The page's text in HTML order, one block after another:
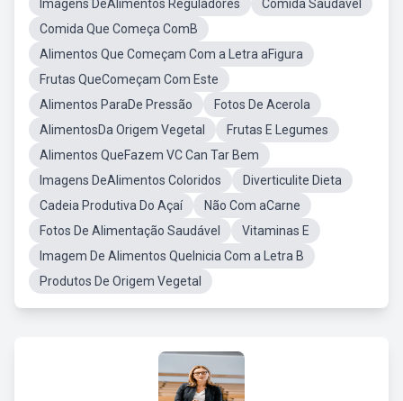
Imagens DeAlimentos Reguladores
Comida Saudavel
Comida Que Começa ComB
Alimentos Que Começam Com a Letra aFigura
Frutas QueComeçam Com Este
Alimentos ParaDe Pressão
Fotos De Acerola
AlimentosDa Origem Vegetal
Frutas E Legumes
Alimentos QueFazem VC Can Tar Bem
Imagens DeAlimentos Coloridos
Diverticulite Dieta
Cadeia Produtiva Do Açaí
Não Com aCarne
Fotos De Alimentação Saudável
Vitaminas E
Imagem De Alimentos QueInicia Com a Letra B
Produtos De Origem Vegetal